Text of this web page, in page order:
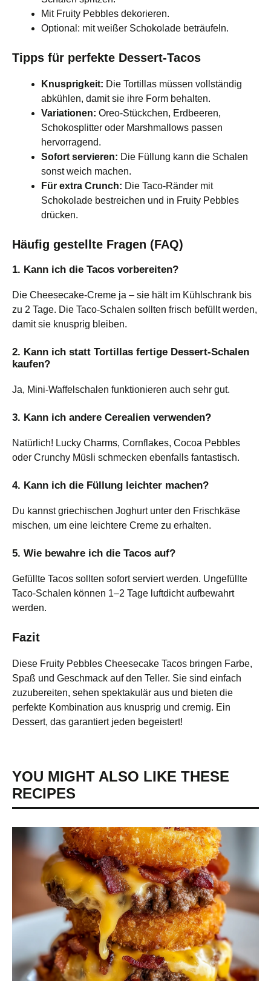
Mit Fruity Pebbles dekorieren.
Optional: mit weißer Schokolade beträufeln.
Tipps für perfekte Dessert-Tacos
Knusprigkeit: Die Tortillas müssen vollständig
abkühlen, damit sie ihre Form behalten.
Variationen: Oreo-Stückchen, Erdbeeren,
Schokosplitter oder Marshmallows passen
hervorragend.
Sofort servieren: Die Füllung kann die Schalen
sonst weich machen.
Für extra Crunch: Die Taco-Ränder mit
Schokolade bestreichen und in Fruity Pebbles
drücken.
Häufig gestellte Fragen (FAQ)
1. Kann ich die Tacos vorbereiten?
Die Cheesecake-Creme ja – sie hält im Kühlschrank bis
zu 2 Tage. Die Taco-Schalen sollten frisch befüllt werden,
damit sie knusprig bleiben.
2. Kann ich statt Tortillas fertige Dessert-Schalen
kaufen?
Ja, Mini-Waffelschalen funktionieren auch sehr gut.
3. Kann ich andere Cerealien verwenden?
Natürlich! Lucky Charms, Cornflakes, Cocoa Pebbles
oder Crunchy Müsli schmecken ebenfalls fantastisch.
4. Kann ich die Füllung leichter machen?
Du kannst griechischen Joghurt unter den Frischkäse
mischen, um eine leichtere Creme zu erhalten.
5. Wie bewahre ich die Tacos auf?
Gefüllte Tacos sollten sofort serviert werden. Ungefüllte
Taco-Schalen können 1–2 Tage luftdicht aufbewahrt
werden.
Fazit
Diese Fruity Pebbles Cheesecake Tacos bringen Farbe,
Spaß und Geschmack auf den Teller. Sie sind einfach
zuzubereiten, sehen spektakulär aus und bieten die
perfekte Kombination aus knusprig und cremig. Ein
Dessert, das garantiert jeden begeistert!
YOU MIGHT ALSO LIKE THESE
RECIPES